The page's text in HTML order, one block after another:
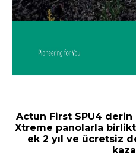
Actun First SPU4 derin
Xtreme panolarla
ek 2 yıl ve ücretsiz